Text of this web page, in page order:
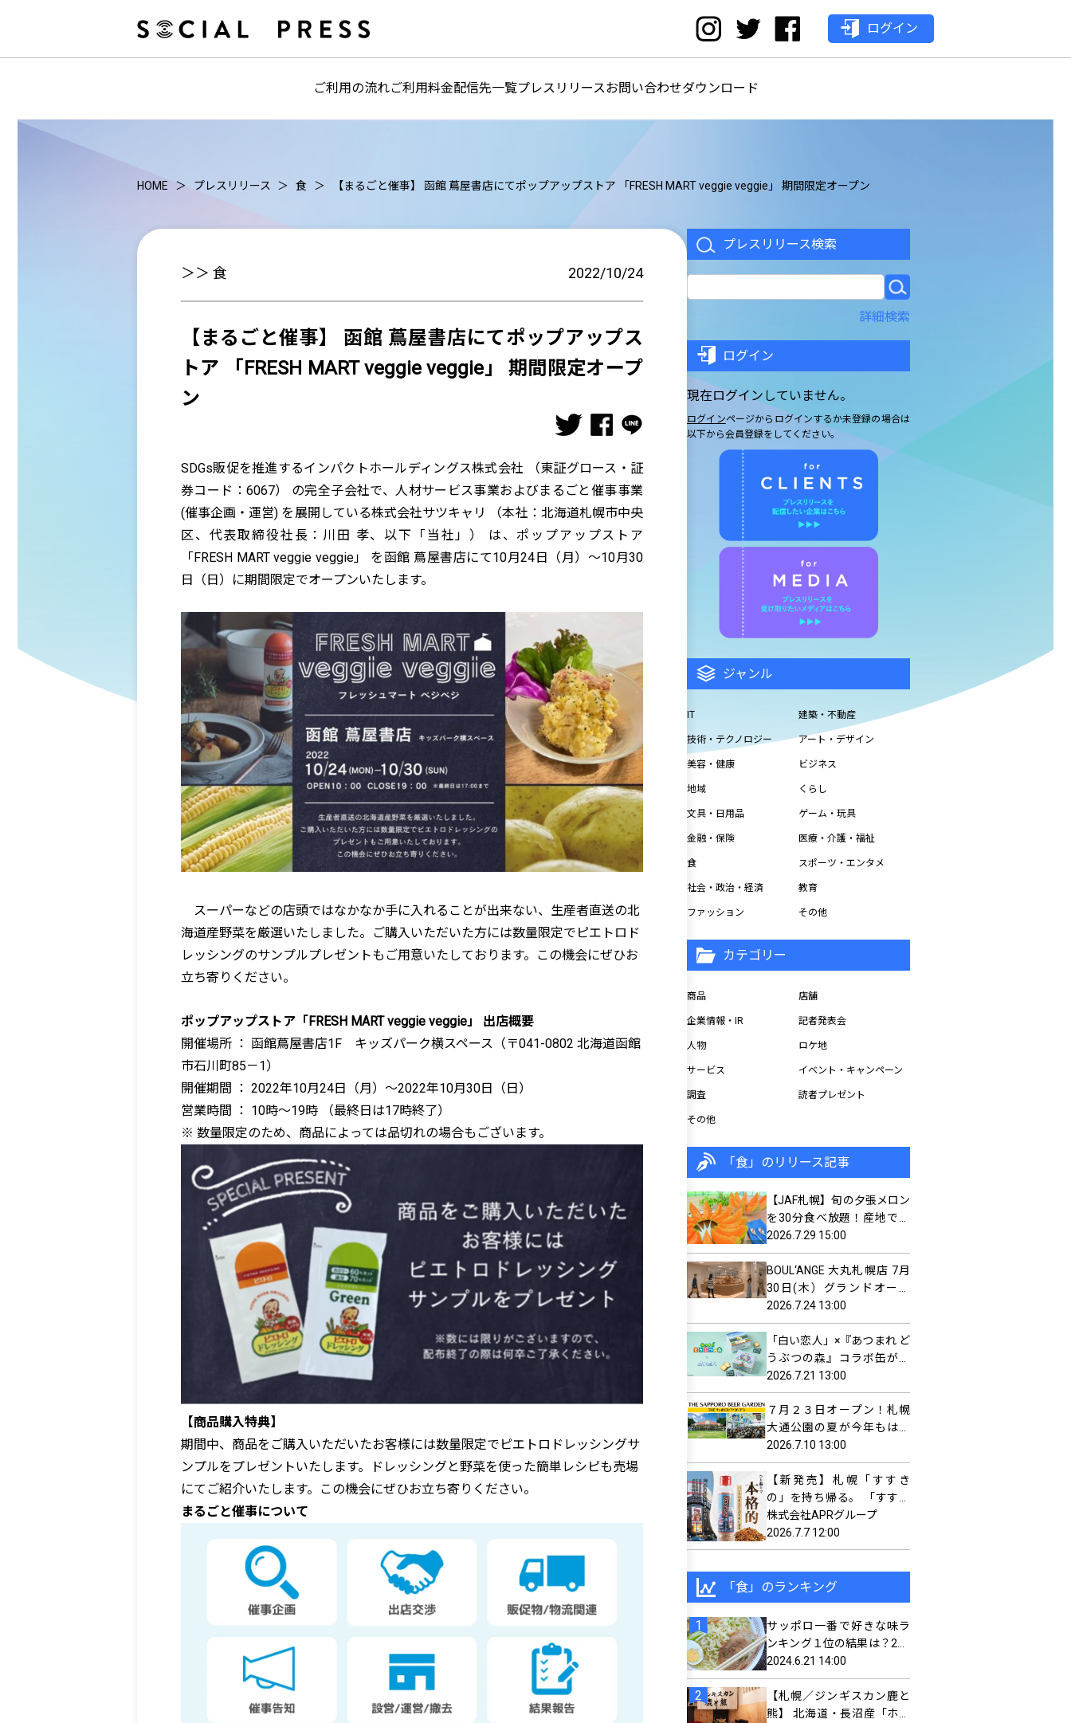
ログイン
ご利用の流れご利用料金配信先一覧プレスリリースお問い合わせダウンロード
HOME プレスリリース 食 【まるごと催事】 函館 蔦屋書店にてポップアップストア 「FRESH MART veggie veggie」 期間限定オープン
＞＞ 食 2022/10/24
【まるごと催事】 函館 蔦屋書店にてポップアップス
トア 「FRESH MART veggie veggie」 期間限定オープ
ン
SDGs販促を推進するインパクトホールディングス株式会社 （東証グロース・証
券コード：6067） の完全子会社で、人材サービス事業およびまるごと催事事業
(催事企画・運営) を展開している株式会社サツキャリ （本社：北海道札幌市中央
区、代表取締役社長：川田 孝、以下「当社」） は、ポップアップストア
「FRESH MART veggie veggie」 を函館 蔦屋書店にて10月24日（月）～10月30
日（日）に期間限定でオープンいたします。
スーパーなどの店頭ではなかなか手に入れることが出来ない、生産者直送の北
海道産野菜を厳選いたしました。ご購入いただいた方には数量限定でピエトロド
レッシングのサンプルプレゼントもご用意いたしております。この機会にぜひお
立ち寄りください。
ポップアップストア「FRESH MART veggie veggie」 出店概要
開催場所 ： 函館蔦屋書店1F キッズパーク横スペース（〒041-0802 北海道函館
市石川町85－1）
開催期間 ： 2022年10月24日（月）～2022年10月30日（日）
営業時間 ： 10時～19時 （最終日は17時終了）
※ 数量限定のため、商品によっては品切れの場合もございます。
【商品購入特典】
期間中、商品をご購入いただいたお客様には数量限定でピエトロドレッシングサ
ンプルをプレゼントいたします。ドレッシングと野菜を使った簡単レシピも売場
にてご紹介いたします。この機会にぜひお立ち寄りください。
まるごと催事について
プレスリリース検索
詳細検索
ログイン
現在ログインしていません。
ログインページからログインするか未登録の場合は
以下から会員登録をしてください。
ジャンル
IT 建築・不動産
技術・テクノロジー アート・デザイン
美容・健康 ビジネス
地域 くらし
文具・日用品 ゲーム・玩具
金融・保険 医療・介護・福祉
食 スポーツ・エンタメ
社会・政治・経済 教育
ファッション その他
カテゴリー
商品 店舗
企業情報・IR 記者発表会
人物 ロケ地
サービス イベント・キャンペーン
調査 読者プレゼント
その他
「食」のリリース記事
【JAF札幌】旬の夕張メロン
を30分食べ放題！産地で味
わう「スペシャルJAFデーin
夕張」を8月8日（土）開催
2026.7.29 15:00
BOUL‘ANGE 大丸札幌店 7月
30日(木）グランドオープ
ン！
2026.7.24 13:00
「白い恋人」×『あつまれ ど
うぶつの森』コラボ缶が発
売決定！
2026.7.21 13:00
７月２３日オープン！札幌
大通公園の夏が今年もはじ
まる！大通公園８丁目「THE
サッポロビヤガーデン」
2026.7.10 13:00
【新発売】札幌「すすき
の」を持ち帰る。 「すすき
の」の街をラベルにした
『「すすきの」のおみやげ
七味にんにく』が誕生
株式会社APRグループ
2026.7.7 12:00
「食」のランキング
サッポロ一番で好きな味ラ
ンキング１位の結果は？200
人のアレンジした食べ方や
食べる頻度を聞いてみまし
た
2024.6.21 14:00
【札幌／ジンギスカン鹿と
熊】 北海道・長沼産「ホゲ